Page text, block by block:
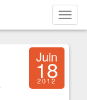
Juin
18
2012